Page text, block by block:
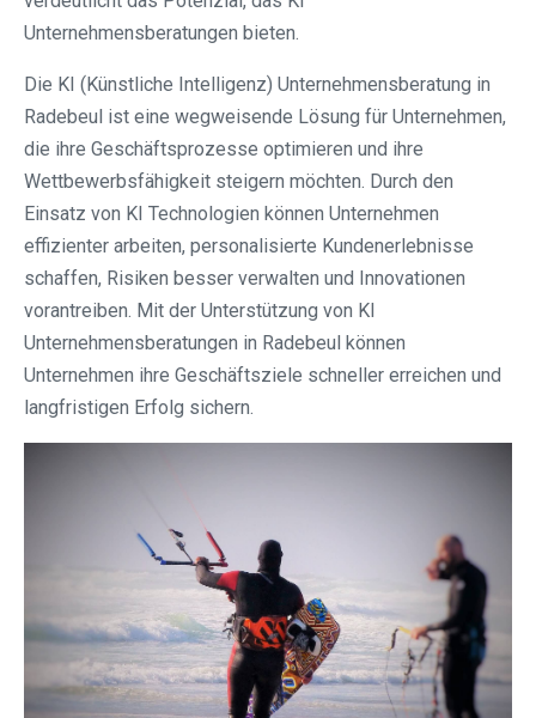
Unternehmensberatungen bieten.
Die KI (Künstliche Intelligenz) Unternehmensberatung in
Radebeul ist eine wegweisende Lösung für Unternehmen,
die ihre Geschäftsprozesse optimieren und ihre
Wettbewerbsfähigkeit steigern möchten. Durch den
Einsatz von KI Technologien können Unternehmen
effizienter arbeiten, personalisierte Kundenerlebnisse
schaffen, Risiken besser verwalten und Innovationen
vorantreiben. Mit der Unterstützung von KI
Unternehmensberatungen in Radebeul können
Unternehmen ihre Geschäftsziele schneller erreichen und
langfristigen Erfolg sichern.